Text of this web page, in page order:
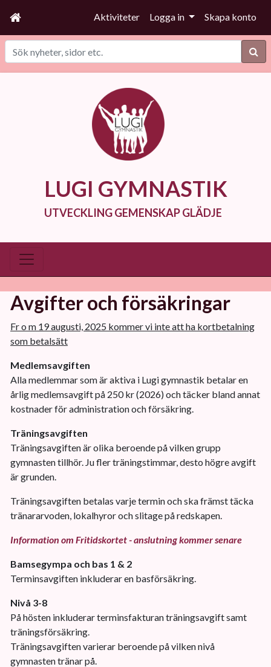
Aktiviteter Logga in Skapa konto
Sök
LUGI GYMNASTIK
UTVECKLING GEMENSKAP GLÄDJE
Avgifter och försäkringar
Fr o m 19 augusti, 2025 kommer vi inte att ha kortbetalning
som betalsätt
Medlemsavgiften
Alla medlemmar som är aktiva i Lugi gymnastik betalar en
årlig medlemsavgift på 250 kr (2026) och täcker bland annat
kostnader för administration och försäkring.
Träningsavgiften
Träningsavgiften är olika beroende på vilken grupp
gymnasten tillhör. Ju fler träningstimmar, desto högre avgift
är grunden.
Träningsavgiften betalas varje termin och ska främst täcka
tränararvoden, lokalhyror och slitage på redskapen.
Information om Fritidskortet - anslutning kommer senare
Bamsegympa och bas 1 & 2
Terminsavgiften inkluderar en basförsäkring.
Nivå 3-8
På hösten inkluderar terminsfakturan träningsavgift samt
träningsförsäkring.
Träningsavgiften varierar beroende på vilken nivå
gymnasten tränar på.